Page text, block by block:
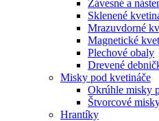
Závesné a
Sklenené
Mrazuvdorné
Magnetické
Plechové obaly
Drevené
Misky pod kvetináče
Okrúhle misky
Štvorcové
Hrantíky